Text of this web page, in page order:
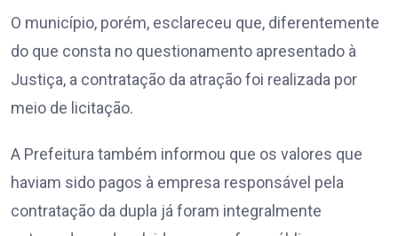
O município, porém, esclareceu que, diferentemente
do que consta no questionamento apresentado à
Justiça, a contratação da atração foi realizada por
meio de licitação.
A Prefeitura também informou que os valores que
haviam sido pagos à empresa responsável pela
contratação da dupla já foram integralmente